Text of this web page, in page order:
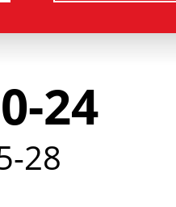
24
28